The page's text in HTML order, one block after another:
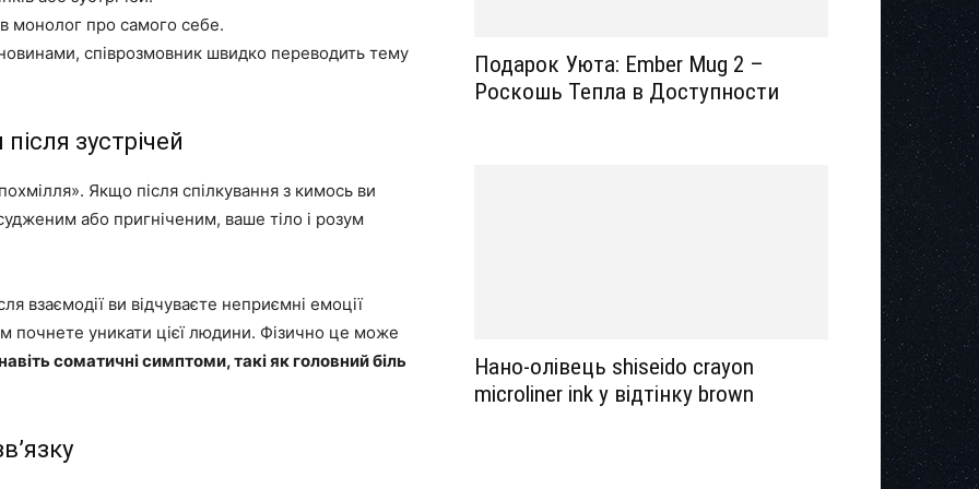
монолог про самого себе.
співрозмовник швидко переводить тему
зустрічей
Якщо після спілкування з кимось ви
або пригніченим, ваше тіло і розум
взаємодії ви відчуваєте неприємні емоції
почнете уникати цієї людини. Фізично це може
соматичні симптоми, такі як головний біль
Подарок Уюта: Ember Mug 2 –
Роскошь Тепла в Доступности
Нано-олівець shiseido crayon
microliner ink у відтінку brown